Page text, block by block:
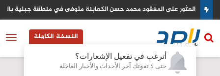
أترغب في تفعيل الإشعارات؟
حتى لا تفوتك آخر الأحداث والأخبار العاجلة
العثور على المفقود محمد حسن الكعابنة متوفى في منطقة جبلية
النسخة الكاملة